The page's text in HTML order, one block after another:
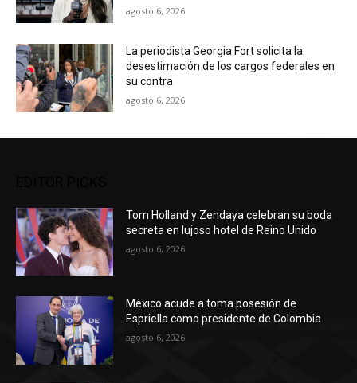
agosto 6, 2026
La periodista Georgia Fort solicita la
desestimación de los cargos federales en
su contra
agosto 6, 2026
Tom Holland y Zendaya celebran su boda
secreta en lujoso hotel de Reino Unido
agosto 6, 2026
México acude a toma posesión de
Espriella como presidente de Colombia
agosto 6, 2026